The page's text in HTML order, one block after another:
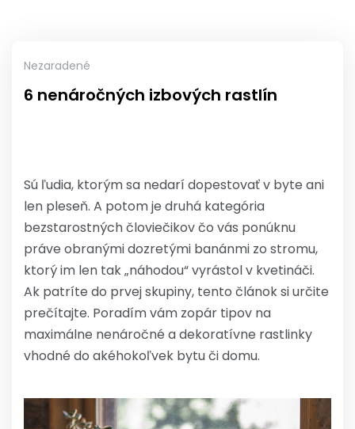
Nezaradené
6 nenáročných izbových rastlín
Sú ľudia, ktorým sa nedarí dopestovať v byte ani
len pleseň. A potom je druhá kategória
bezstarostných človiečikov čo vás ponúknu
práve obranými dozretými banánmi zo stromu,
ktorý im len tak „náhodou“ vyrástol v kvetináči.
Ak patríte do prvej skupiny, tento článok si určite
prečítajte. Poradím vám zopár tipov na
maximálne nenáročné a dekoratívne rastlinky
vhodné do akéhokoľvek bytu či domu.